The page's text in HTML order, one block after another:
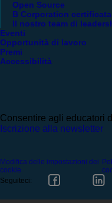
Open Source
B Corporation
Il nostro team di
Eventi
Opportunità di lavoro
Premi
Accessibilità
Consentire agli educatori
Iscrizione alla newsletter
Modifica delle impostazioni dei
cookie
Seguiteci: